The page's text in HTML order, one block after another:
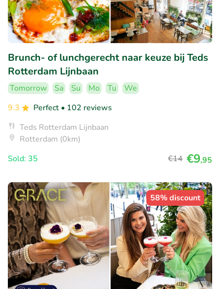
Brunch- of lunchgerecht naar keuze bij Teds
Rotterdam Lijnbaan
Tomorrow Sa Su Mo Tu
We
9.3
Perfect • 102 reviews
Teds Rotterdam Lijnbaan
Rotterdam (0km)
Sold: 35
€14 €9,95
58% discount